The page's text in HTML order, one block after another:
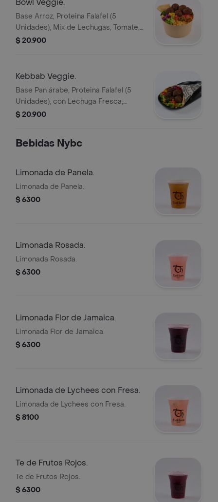
Bowl Veggie.
Base Arroz, Proteina Falafel (5
Unidades), Mix de Lechugas, Tomate,
Pan y 7 Toppings a Eleccion.
$ 20.900
Kebbab Veggie.
Base Pan árabe, Proteina Falafel (5
Unidades), con Lechuga Fresca,
Tomate y Nuestra Famosa White
$ 20.900
Bebidas Nybc
Limonada de Panela.
Limonada de Panela.
$ 6300
Limonada Rosada.
Limonada Rosada.
$ 6300
Limonada Flor de Jamaica.
Limonada Flor de Jamaica.
$ 6300
Limonada de Lychees con Fresa.
Limonada de Lychees con Fresa.
$ 8100
Te de Frutos Rojos.
Te de Frutos Rojos.
$ 6300